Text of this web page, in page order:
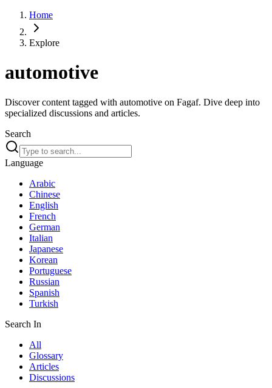
Home
Explore
automotive
Discover content tagged with automotive on Fagaf. Dive deep into
specialized discussions and articles.
Search
Language
Arabic
Chinese
English
French
German
Italian
Japanese
Korean
Portuguese
Russian
Spanish
Turkish
Search In
All
Glossary
Articles
Discussions